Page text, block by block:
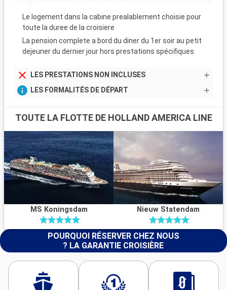
Le logement dans la cabine prealablement choisie pour
toute la duree de la croisiere
La pension complete a bord du diner du 1er soir au petit
dejeuner du dernier jour hors prestations spécifiques
LES PRESTATIONS NON INCLUSES
LES FORMALITÉS DE DÉPART
TOUTE LA FLOTTE DE HOLLAND AMERICA LINE
MS Koningsdam Nieuw Statendam
POURQUOI RÉSERVER CHEZ NOUS
? LA GARANTIE CROISIÈRE